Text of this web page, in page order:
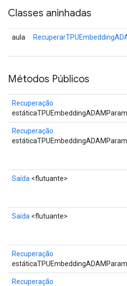
Classes aninhadas
aula
Métodos Públicos
Recuperação
Recuperação
Saída <flutuante>
Saída <flutuante>
Recuperação
Recuperação